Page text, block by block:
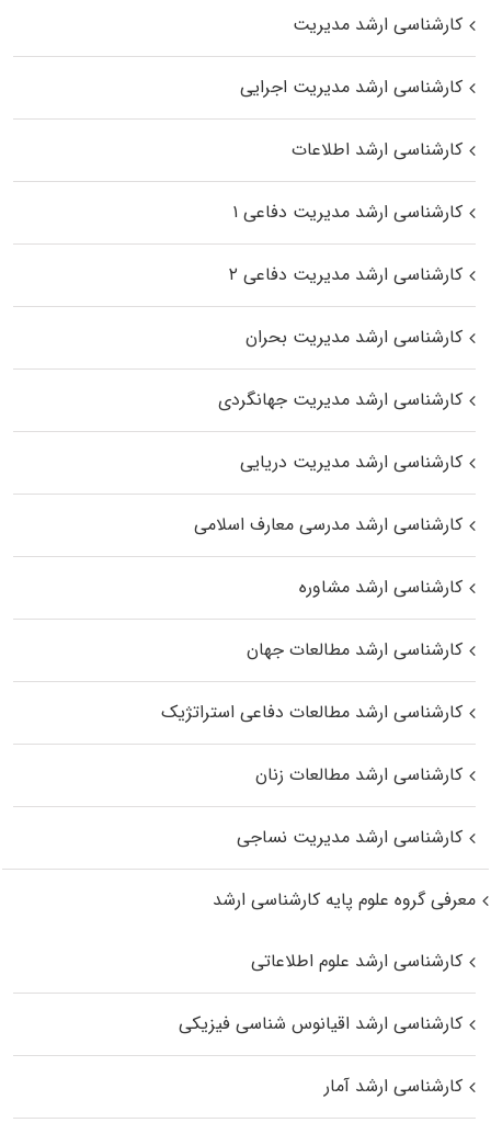
کارشناسی ارشد مدیریت
کارشناسی ارشد مدیریت اجرایی
کارشناسی ارشد اطلاعات
کارشناسی ارشد مدیریت دفاعی ۱
کارشناسی ارشد مدیریت دفاعی ۲
کارشناسی ارشد مدیریت بحران
کارشناسی ارشد مدیریت جهانگردی
کارشناسی ارشد مدیریت دریایی
کارشناسی ارشد مدرسی معارف اسلامی
کارشناسی ارشد مشاوره
کارشناسی ارشد مطالعات جهان
کارشناسی ارشد مطالعات دفاعی استراتژیک
کارشناسی ارشد مطالعات زنان
کارشناسی ارشد مدیریت نساجی
معرفی گروه علوم پایه کارشناسی ارشد
کارشناسی ارشد علوم اطلاعاتی
کارشناسی ارشد اقیانوس‌ شناسی فیزیکی
کارشناسی ارشد آمار